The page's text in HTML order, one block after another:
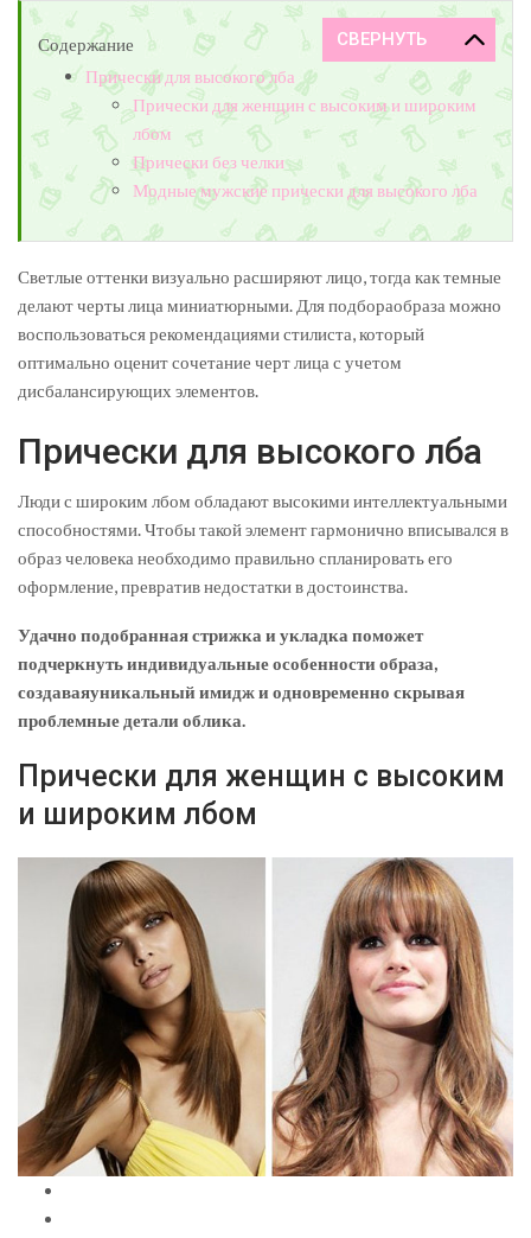
Содержание
Прически для высокого лба
Прически для женщин с высоким и широким
лбом
Прически без челки
Модные мужские прически для высокого лба
Светлые оттенки визуально расширяют лицо, тогда как темные
делают черты лица миниатюрными. Для подбораобраза можно
воспользоваться рекомендациями стилиста, который
оптимально оценит сочетание черт лица с учетом
дисбалансирующих элементов.
Прически для высокого лба
Люди с широким лбом обладают высокими интеллектуальными
способностями. Чтобы такой элемент гармонично вписывался в
образ человека необходимо правильно спланировать его
оформление, превратив недостатки в достоинства.
Удачно подобранная стрижка и укладка поможет
подчеркнуть индивидуальные особенности образа,
создаваяуникальный имидж и одновременно скрывая
проблемные детали облика.
Прически для женщин с высоким
и широким лбом